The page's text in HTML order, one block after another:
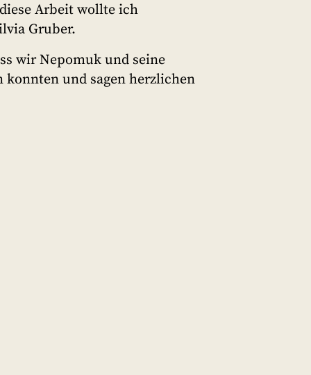
Arbeit wollte ich
Gruber.
wir Nepomuk und seine
konnten und sagen herzlichen